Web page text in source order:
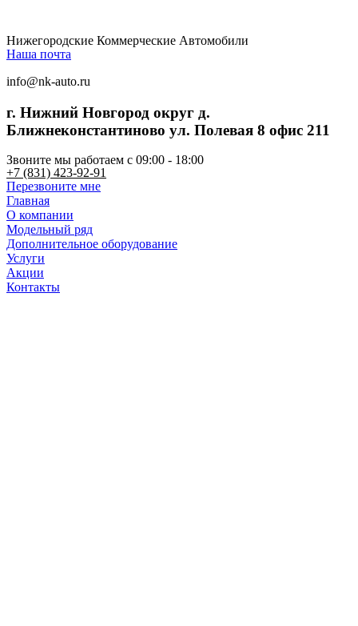
Нижегородские Коммерческие Автомобили
Наша почта
info@nk-auto.ru
г. Нижний Новгород округ д.
Ближнеконстантиново ул. Полевая 8 офис 211
Звоните мы работаем c 09:00 - 18:00
+7 (831) 423-92-91
Перезвоните мне
Главная
О компании
Модельный ряд
Дополнительное оборудование
Услуги
Акции
Контакты